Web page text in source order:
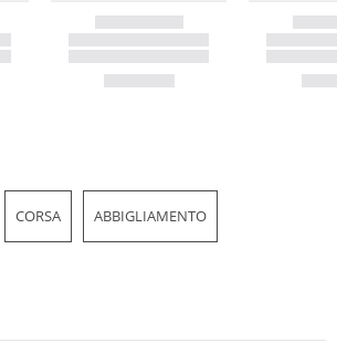
CORSA ABBIGLIAMENTO